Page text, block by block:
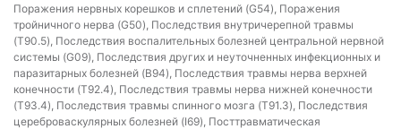
Поражения нервных корешков и сплетений (G54), Поражения
тройничного нерва (G50), Последствия внутричерепной травмы
(T90.5), Последствия воспалительных болезней центральной нервной
системы (G09), Последствия других и неуточненных инфекционных и
паразитарных болезней (B94), Последствия травмы нерва верхней
конечности (T92.4), Последствия травмы нерва нижней конечности
(T93.4), Последствия травмы спинного мозга (T91.3), Последствия
цереброваскулярных болезней (I69), Посттравматическая